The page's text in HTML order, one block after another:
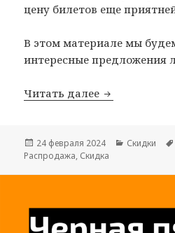
цену билетов еще
В этом материале мы
интересные предложения
Читать далее Акции и
Опубликовано
24 февраля 2024 Рубрики
Скидки
Распродажа, Скидка